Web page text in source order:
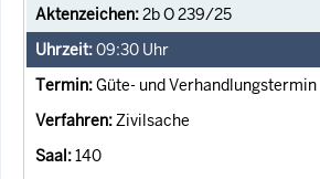
2b O 239/25
09:30 Uhr
Güte- und Verhandlungstermin
Zivilsache
140